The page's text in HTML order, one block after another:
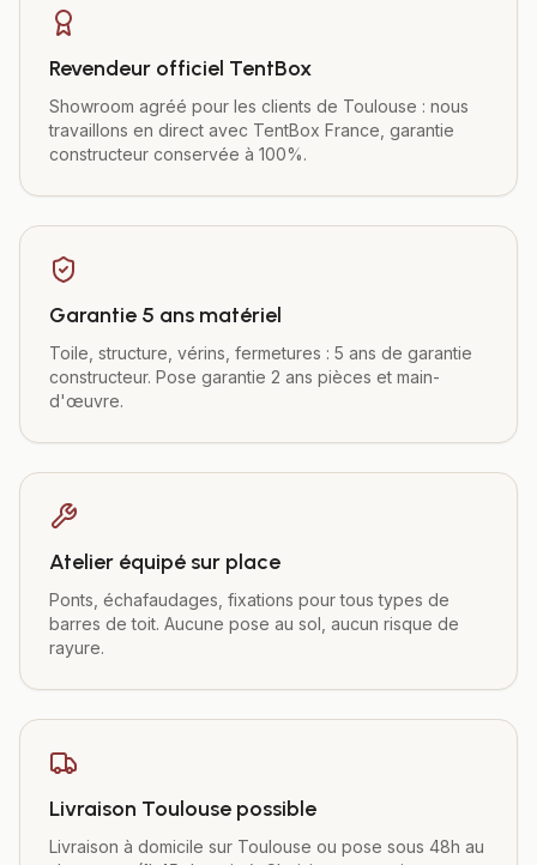
Revendeur officiel TentBox
Showroom agréé pour les clients de Toulouse : nous
travaillons en direct avec TentBox France, garantie
constructeur conservée à 100%.
Garantie 5 ans matériel
Toile, structure, vérins, fermetures : 5 ans de garantie
constructeur. Pose garantie 2 ans pièces et main-
d'œuvre.
Atelier équipé sur place
Ponts, échafaudages, fixations pour tous types de
barres de toit. Aucune pose au sol, aucun risque de
rayure.
Livraison Toulouse possible
Livraison à domicile sur Toulouse ou pose sous 48h au